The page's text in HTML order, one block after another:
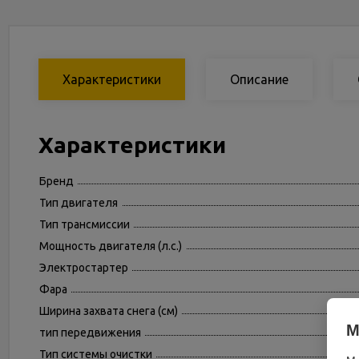
Характеристики Описание
Характеристики
Бренд
Тип двигателя
Тип трансмиссии
Мощность двигателя (л.с.)
Электростартер
Фара
Ширина захвата снега (см)
тип передвижения
Тип системы очистки